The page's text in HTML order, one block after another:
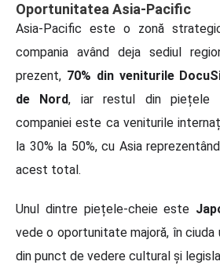
Oportunitatea Asia-Pacific
Asia-Pacific este o zonă
compania având deja sediul
prezent, 70% din veniturile
de Nord, iar restul din piețele
companiei este ca veniturile
la 30% la 50%, cu Asia
acest total.
Unul dintre piețele-cheie este
vede o oportunitate majoră, în ciuda
din punct de vedere cultural și